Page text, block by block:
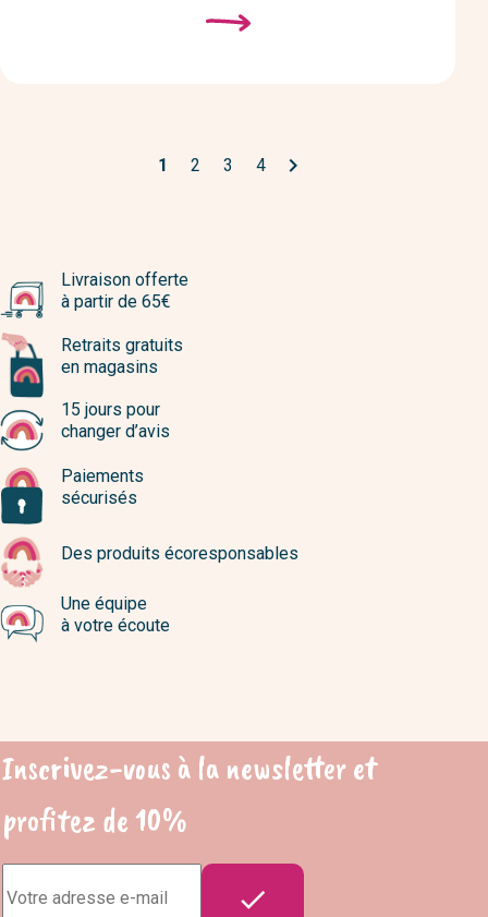
1 2 3 4 
Livraison offerte
à partir de 65€
Retraits gratuits
en magasins
15 jours pour
changer d’avis
Paiements
sécurisés
Des produits écoresponsables
Une équipe
à votre écoute
Inscrivez-vous à la newsletter et
profitez de 10%
e-
